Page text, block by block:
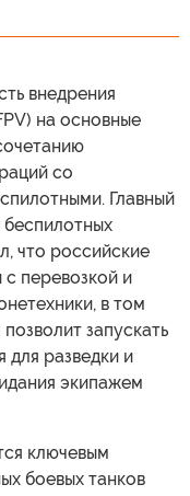
внедрения
на основные
со
Главный
что российские
перевозкой и
в том
запускать
для разведки и
экипажем
ключевым
боевых танков